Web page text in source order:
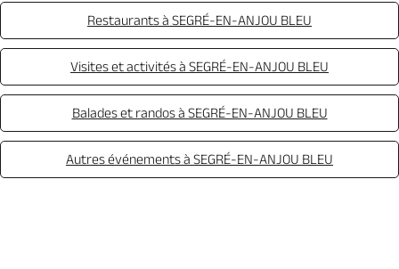
Restaurants à SEGRÉ-EN-ANJOU BLEU
Visites et activités à SEGRÉ-EN-ANJOU BLEU
Balades et randos à SEGRÉ-EN-ANJOU BLEU
Autres événements à SEGRÉ-EN-ANJOU BLEU